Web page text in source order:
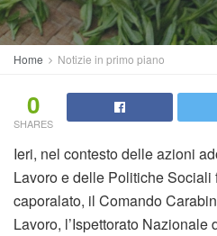
Home Notizie in primo piano
0
SHARES
Ieri, nel contesto delle azioni
Lavoro e delle Politiche
caporalato, il Comando
Lavoro, l’Ispettorato Nazionale